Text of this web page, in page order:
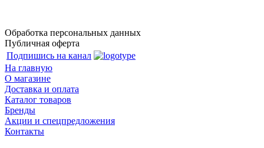
Обработка персональных данных
Публичная оферта
Подпишись на канал
На главную
О магазине
Доставка и оплата
Каталог товаров
Бренды
Акции и спецпредложения
Контакты